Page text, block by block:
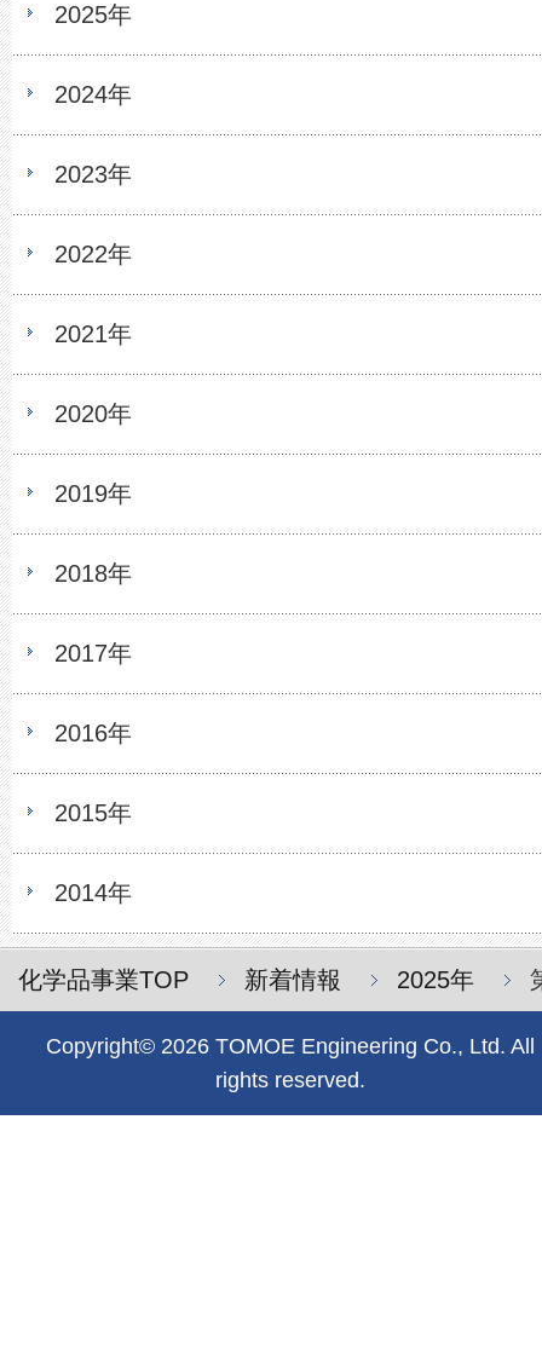
化学品事業TOP 新着情報 2025年
2025年
2024年
2023年
2022年
2021年
2020年
2019年
2018年
2017年
2016年
2015年
2014年
Copyright© 2026 TOMOE Engineering Co., Ltd. All
rights reserved.